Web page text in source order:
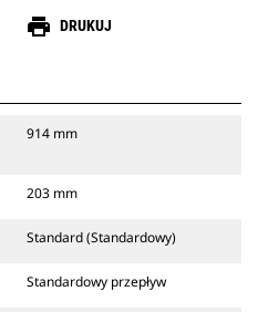
print DRUKUJ
914 mm
203 mm
Standard (Standardowy)
Standardowy przepływ